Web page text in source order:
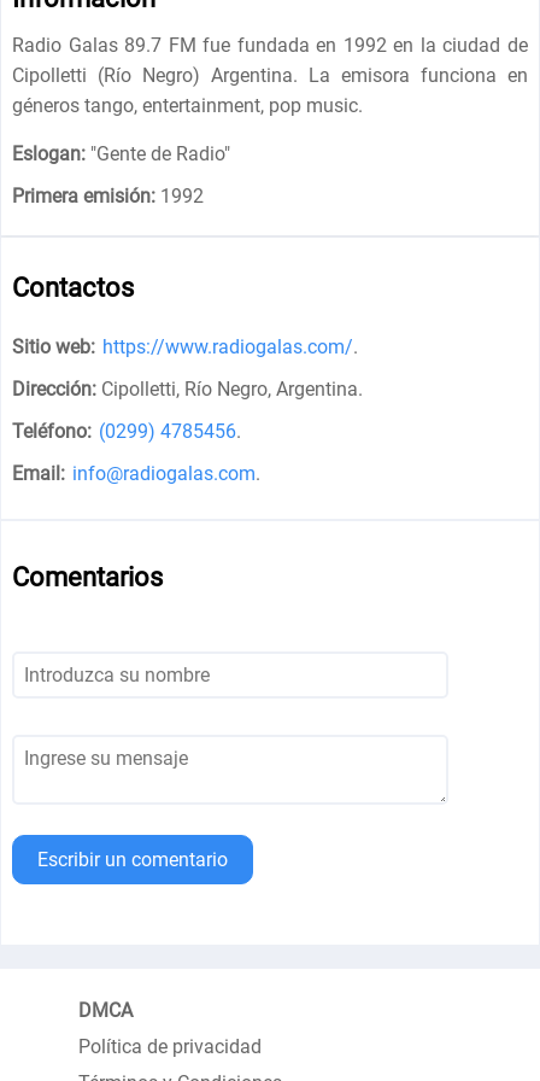
Radio Galas 89.7 FM fue fundada en 1992 en la ciudad de
Cipolletti (Río Negro) Argentina. La emisora funciona en
géneros tango, entertainment, pop music.
Eslogan: "Gente de Radio"
Primera emisión: 1992
Contactos
Sitio web: https://www.radiogalas.com/.
Dirección: Cipolletti, Río Negro, Argentina.
Teléfono: (0299) 4785456.
Email: info@radiogalas.com.
Comentarios
Escribir un comentario
DMCA
Política de privacidad